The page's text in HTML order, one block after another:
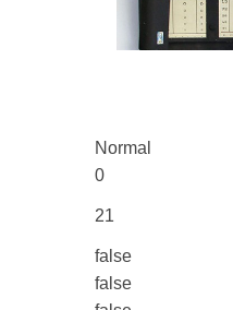
Normal
0
21
false
false